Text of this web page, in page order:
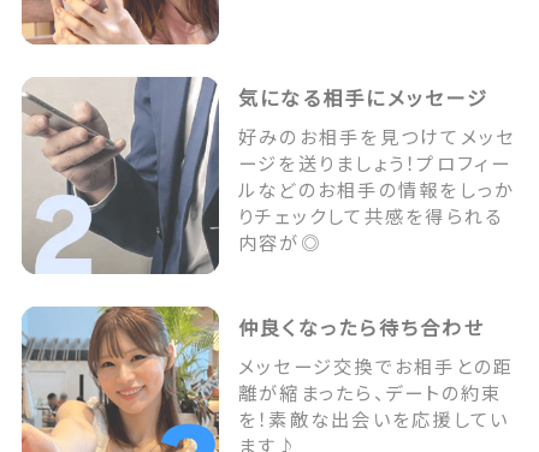
気になる相手にメッセージ
好みのお相手を見つけてメッセ
ージを送りましょう！プロフィー
ルなどのお相手の情報をしっか
りチェックして共感を得られる
内容が◎
仲良くなったら待ち合わせ
メッセージ交換でお相手との距
離が縮まったら、デートの約束
を！素敵な出会いを応援してい
ます♪